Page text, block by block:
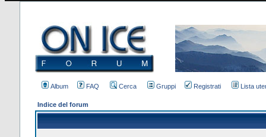
Album FAQ Cerca Gruppi Registrati Lista
Indice del forum